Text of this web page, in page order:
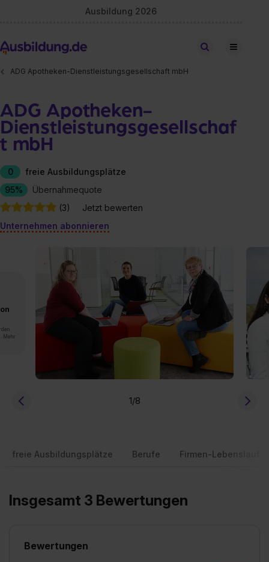
Ausbildung 2026
Stellen finden
ADG Apotheken-Dienstleistungsgesellschaft mbH
ADG Apotheken-
Dienstleistungsgesellschaf
t mbH
0
freie Ausbildungsplätze
95%
Übernahmequote
(3)
Jetzt bewerten
Unternehmen abonnieren
Mehr
1/8
freie Ausbildungsplätze Berufe Firmen-Lebenslauf
Insgesamt 3 Bewertungen
Bewertungen